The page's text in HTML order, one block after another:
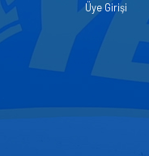
Üye Girişi